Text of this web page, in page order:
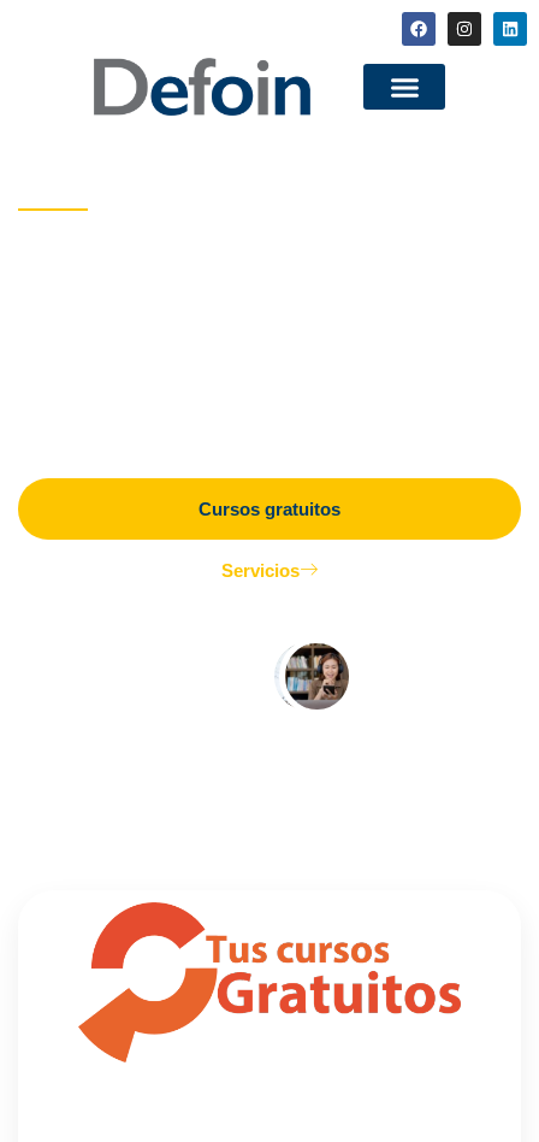
Cursos gratuitos
Servicios